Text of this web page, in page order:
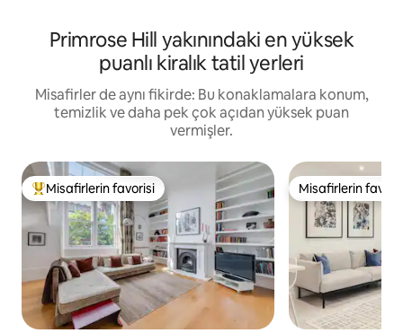
Primrose Hill yakınındaki en yüksek
puanlı kiralık tatil yerleri
Misafirler de aynı fikirde: Bu konaklamalara konum,
temizlik ve daha pek çok açıdan yüksek puan
vermişler.
Misafirlerin favorilerinden en beğenilenler arasında
Misafirlerin favorisi Misafirlerin
Misafirlerin